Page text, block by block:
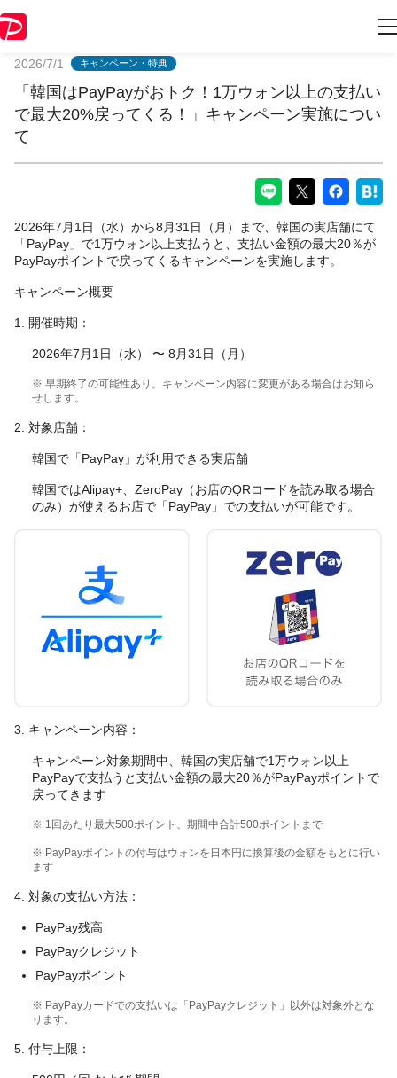
2026/7/1 キャンペーン・特典
「韓国はPayPayがおトク！1万ウォン以上の支払い
で最大20%戻ってくる！」キャンペーン実施につい
て
2026年7月1日（水）から8月31日（月）まで、韓国の実店舗にて
「PayPay」で1万ウォン以上支払うと、支払い金額の最大20％が
PayPayポイントで戻ってくるキャンペーンを実施します。
キャンペーン概要
1. 開催時期：
2026年7月1日（水） 〜 8月31日（月）
※ 早期終了の可能性あり。キャンペーン内容に変更がある場合はお知ら
せします。
2. 対象店舗：
韓国で「PayPay」が利用できる実店舗
韓国ではAlipay+、ZeroPay（お店のQRコードを読み取る場合
のみ）が使えるお店で「PayPay」での支払いが可能です。
3. キャンペーン内容：
キャンペーン対象期間中、韓国の実店舗で1万ウォン以上
PayPayで支払うと支払い金額の最大20％がPayPayポイントで
戻ってきます
※ 1回あたり最大500ポイント、期間中合計500ポイントまで
※ PayPayポイントの付与はウォンを日本円に換算後の金額をもとに行い
ます
4. 対象の支払い方法：
PayPay残高
PayPayクレジット
PayPayポイント
※ PayPayカードでの支払いは「PayPayクレジット」以外は対象外とな
ります。
5. 付与上限：